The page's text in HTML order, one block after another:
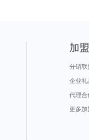
加
分销联
企业礼
代理合
更多加